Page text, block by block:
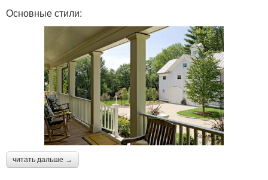
Основные стили:
читать дальше →